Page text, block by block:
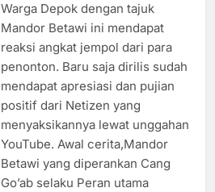
Warga Depok dengan tajuk
Mandor Betawi ini mendapat
reaksi angkat jempol dari para
penonton. Baru saja dirilis sudah
mendapat apresiasi dan pujian
positif dari Netizen yang
menyaksikannya lewat unggahan
YouTube. Awal cerita,Mandor
Betawi yang diperankan Cang
Go’ab selaku Peran utama